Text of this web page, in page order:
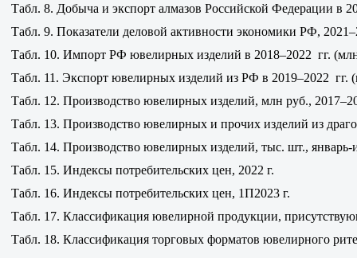
Табл. 8. Добыча и экспорт алмазов Российской Федерации в
Табл. 9. Показатели деловой активности экономики РФ,
Табл. 10. Импорт РФ ювелирных изделий в 2018–2022 гг.
Табл. 11. Экспорт ювелирных изделий из РФ в 2019–2022 гг.
Табл. 12. Производство ювелирных изделий, млн руб.,
Табл. 13. Производство ювелирных и прочих изделий из
Табл. 14. Производство ювелирных изделий, тыс. шт., январь-
Табл. 15. Индексы потребительских цен, 2022 г.
Табл. 16. Индексы потребительских цен, 1П2023 г.
Табл. 17. Классификация ювелирной продукции,
Табл. 18. Классификация торговых форматов ювелирного